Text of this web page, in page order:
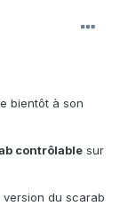
bientôt à son
contrôlable sur
du scarab